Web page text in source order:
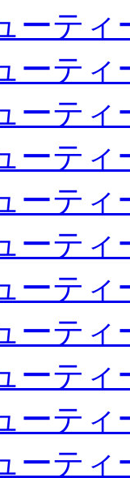
ーティ
ーティ
ーティ
ーティ
ーティ
ーティ
ーティ
ーティ
ーティ
ーティ
ーティ